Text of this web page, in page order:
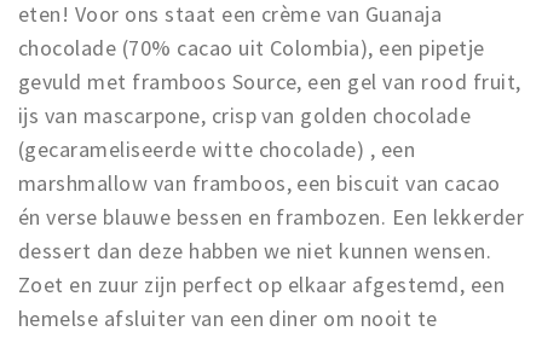
eten! Voor ons staat een crème van Guanaja
chocolade (70% cacao uit Colombia), een pipetje
gevuld met framboos Source, een gel van rood fruit,
ijs van mascarpone, crisp van golden chocolade
(gecarameliseerde witte chocolade) , een
marshmallow van framboos, een biscuit van cacao
én verse blauwe bessen en frambozen. Een lekkerder
dessert dan deze habben we niet kunnen wensen.
Zoet en zuur zijn perfect op elkaar afgestemd, een
hemelse afsluiter van een diner om nooit te